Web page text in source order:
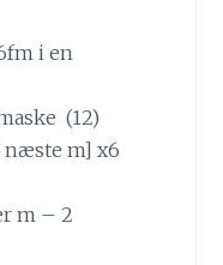
i en
(12)
næste m] x6
m – 2